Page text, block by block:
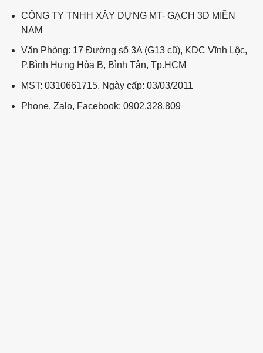
CÔNG TY TNHH XÂY DỰNG MT- GẠCH 3D MIỀN
NAM
Văn Phòng: 17 Đường số 3A (G13 cũ), KDC Vĩnh Lộc,
P.Bình Hưng Hòa B, Bình Tân, Tp.HCM
MST: 0310661715. Ngày cấp: 03/03/2011
Phone, Zalo, Facebook: 0902.328.809